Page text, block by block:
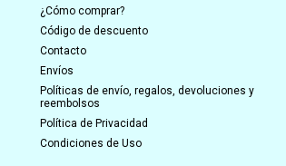
¿Cómo comprar?
Código de descuento
Contacto
Envíos
Políticas de envío, regalos, devoluciones y
reembolsos
Política de Privacidad
Condiciones de Uso